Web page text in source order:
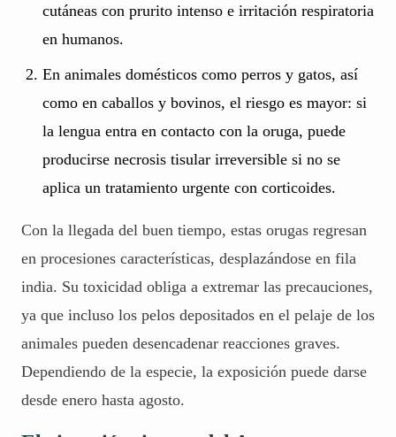
cutáneas con prurito intenso e irritación respiratoria
en humanos.
En animales domésticos como perros y gatos, así
como en caballos y bovinos, el riesgo es mayor: si
la lengua entra en contacto con la oruga, puede
producirse necrosis tisular irreversible si no se
aplica un tratamiento urgente con corticoides.
Con la llegada del buen tiempo, estas orugas regresan
en procesiones características, desplazándose en fila
india. Su toxicidad obliga a extremar las precauciones,
ya que incluso los pelos depositados en el pelaje de los
animales pueden desencadenar reacciones graves.
Dependiendo de la especie, la exposición puede darse
desde enero hasta agosto.